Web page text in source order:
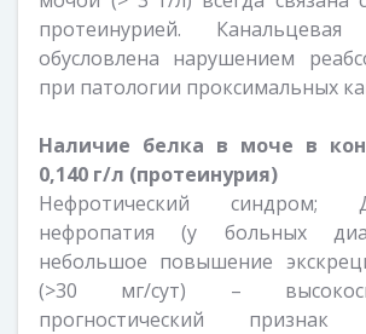
протеинурией. Канальцевая
обусловлена нарушением
при патологии проксимальных
Наличие белка в моче в
0,140 г/л (протеинурия)
Нефротический синдром;
нефропатия (у больных
небольшое повышение
(>30 мг/сут) –
прогностический признак